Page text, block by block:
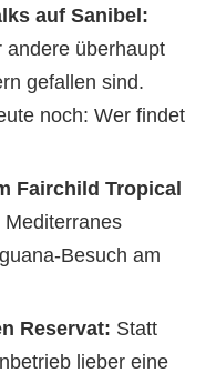
auf Sanibel:
andere überhaupt
gefallen sind.
noch: Wer findet
Fairchild Tropical
Mediterranes
Besuch am
Reservat: Statt
lieber eine